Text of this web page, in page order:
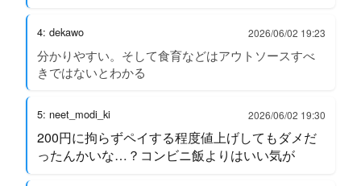
4: dekawo 2026/06/02 19:23
分かりやすい。そして食育などはアウトソースすべ
きではないとわかる
5: neet_modi_ki 2026/06/02 19:30
200円に拘らずペイする程度値上げしてもダメだ
ったんかいな…？コンビニ飯よりはいい気が